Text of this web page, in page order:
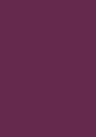
l'addition
un résultat
elle nous
terminal,
sur stderr. Par